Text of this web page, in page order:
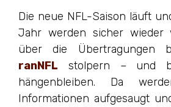
Die neue NFL-Saison läuft
Jahr werden sicher wieder
über die Übertragungen
ranNFL stolpern – und
hängenbleiben. Da
Informationen aufgesaugt